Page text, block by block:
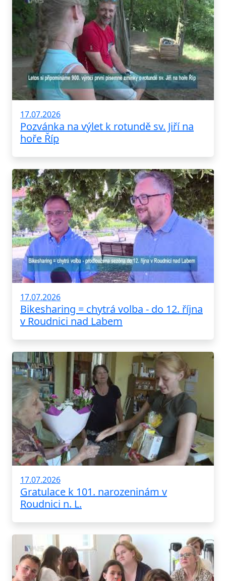
17.07.2026
Pozvánka na výlet k rotundě sv. Jiří na
hoře Říp
17.07.2026
Bikesharing = chytrá volba - do 12. října
v Roudnici nad Labem
17.07.2026
Gratulace k 101. narozeninám v
Roudnici n. L.